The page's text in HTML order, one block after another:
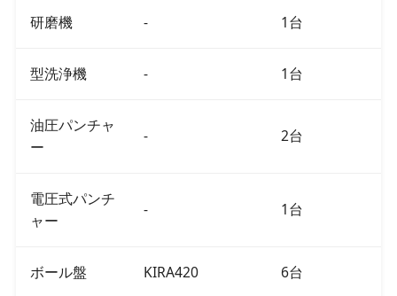
研磨機 - 1台
型洗浄機 - 1台
油圧パンチャ
ー
- 2台
電圧式パンチ
ャー
- 1台
ボール盤 KIRA420 6台